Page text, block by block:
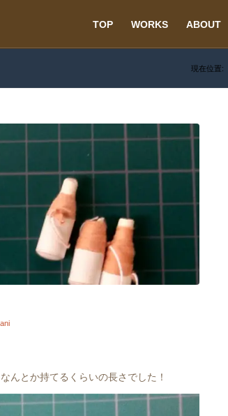
TOP WORKS ABOUT
現在位置:
んとか持てるくらいの長さでした！